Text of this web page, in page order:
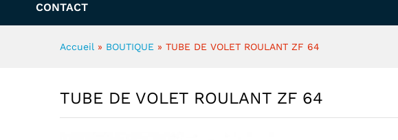
CONTACT
Accueil » BOUTIQUE » TUBE DE VOLET ROULANT ZF 64
TUBE DE VOLET ROULANT ZF 64